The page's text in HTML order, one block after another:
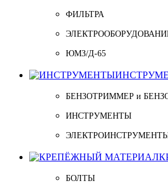
ФИЛЬТРА
ЮМЗ/Д-65
БЕНЗОТРИММЕР и
ИНСТРУМЕНТЫ
БОЛТЫ